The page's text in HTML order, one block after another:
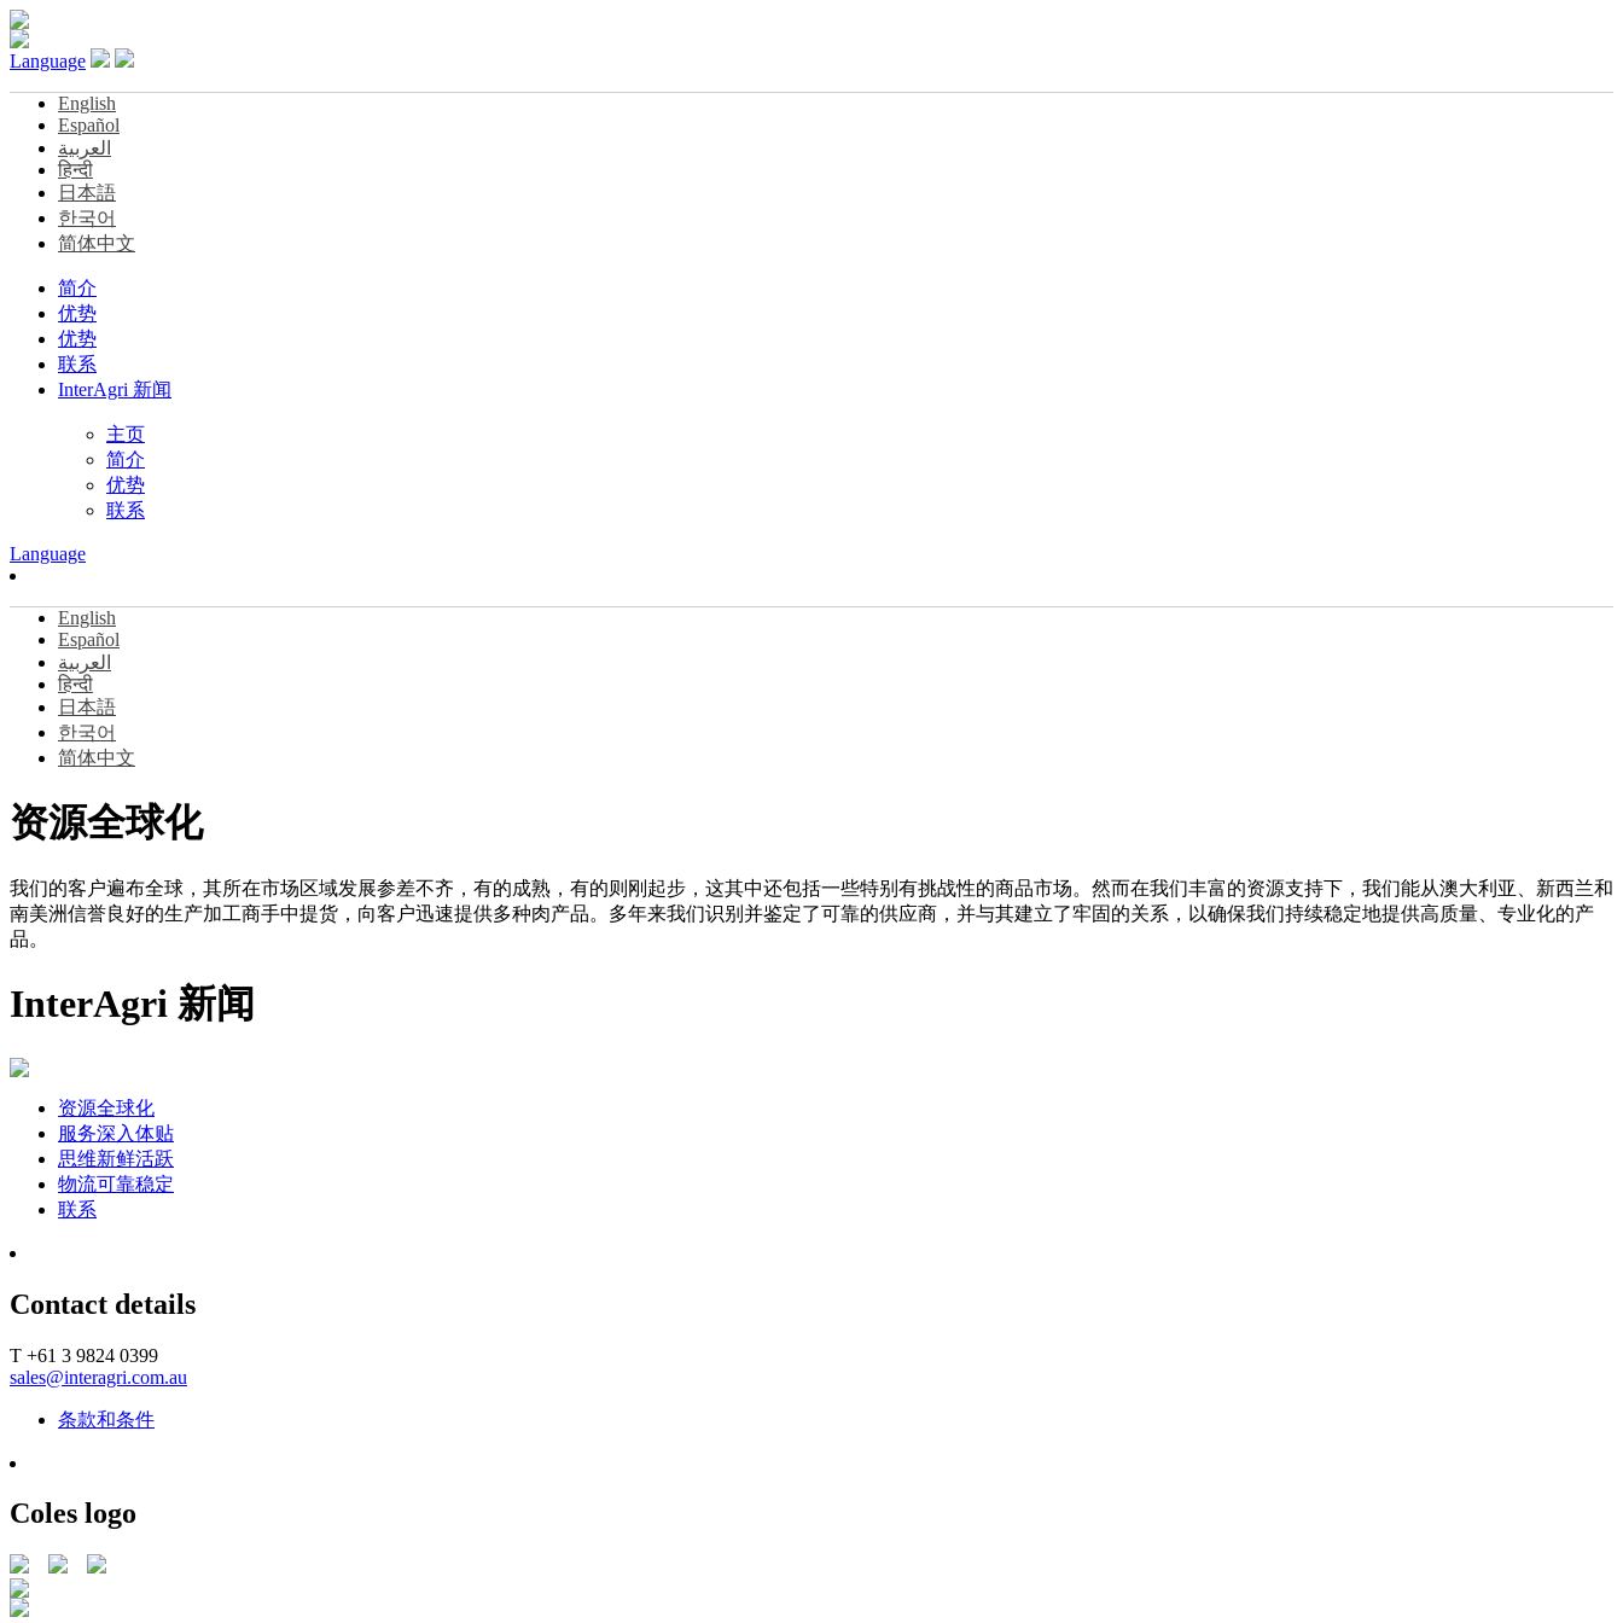
Language
English
Español
العربية
हिन्दी
日本語
한국어
简体中文
简介
优势
优势
联系
InterAgri 新闻
主页
简介
优势
联系
Language
English
Español
العربية
हिन्दी
日本語
한국어
简体中文
资源全球化
我们的客户遍布全球，其所在市场区域发展参差不齐，有的成熟，有的则刚起步，这其中还包括一些特别有挑战性的商品市场。然而在我们丰富的资源支持下，我们能从澳大利亚、新西兰和
南美洲信誉良好的生产加工商手中提货，向客户迅速提供多种肉产品。多年来我们识别并鉴定了可靠的供应商，并与其建立了牢固的关系，以确保我们持续稳定地提供高质量、专业化的产
品。
InterAgri 新闻
资源全球化
服务深入体贴
思维新鲜活跃
物流可靠稳定
联系
Contact details
T +61 3 9824 0399
sales@interagri.com.au
条款和条件
Coles logo